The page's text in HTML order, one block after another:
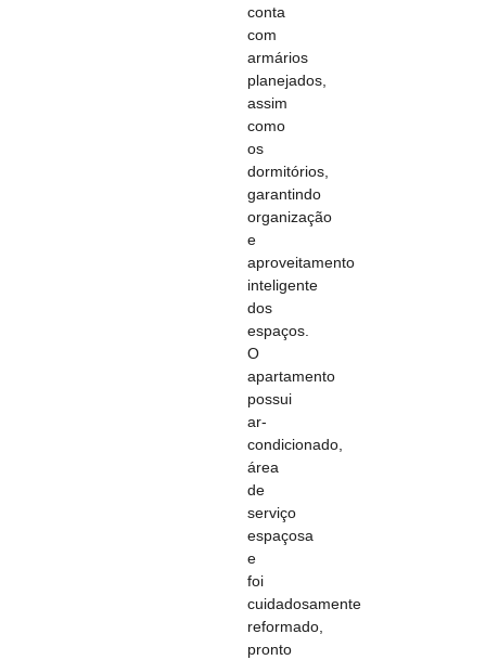
conta
com
armários
planejados,
assim
como
os
dormitórios,
garantindo
organização
e
aproveitamento
inteligente
dos
espaços.
O
apartamento
possui
ar-
condicionado,
área
de
serviço
espaçosa
e
foi
cuidadosamente
reformado,
pronto